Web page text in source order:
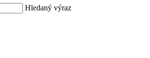
Hledaný výraz